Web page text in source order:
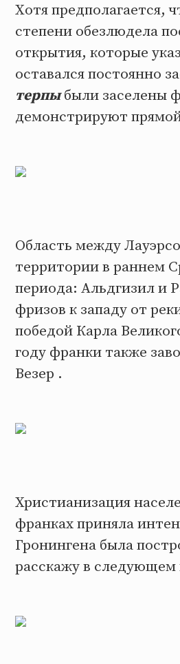
Хотя предполагается,
степени обезлюдела
открытия, которые
оставался постоянно
терпыбыли заселены
демонстрируют
Область между
территории в раннем
периода: Альдгизил и
фризов к западу от
победой Карла
году франки также
Везер .
Христианизация
франках приняла
Гронингена была
расскажу в следующем